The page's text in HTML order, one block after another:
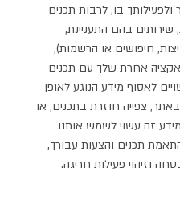
בו, לרבות תכנים
בהם התעניינת,
חיפושים או הרשמות),
אחרת שלך עם תכנים
לאסוף מידע הנוגע לאופן
צפייה חוזרת בתכנים, או
זה עשוי לשמש אותנו
תכנים והצעות עבורך,
וזיהוי פעילות חריגה.